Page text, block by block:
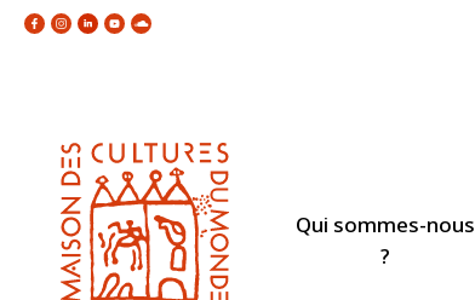
Qui sommes-nous
?